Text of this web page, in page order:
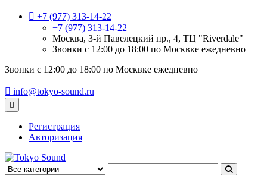
+7 (977) 313-14-22
+7 (977) 313-14-22
Москва, 3-й Павелецкий пр., 4, ТЦ "Riverdale"
Звонки с 12:00 до 18:00 по Москвке ежедневно
Звонки с 12:00 до 18:00 по Москвке ежедневно
info@tokyo-sound.ru
Регистрация
Авторизация